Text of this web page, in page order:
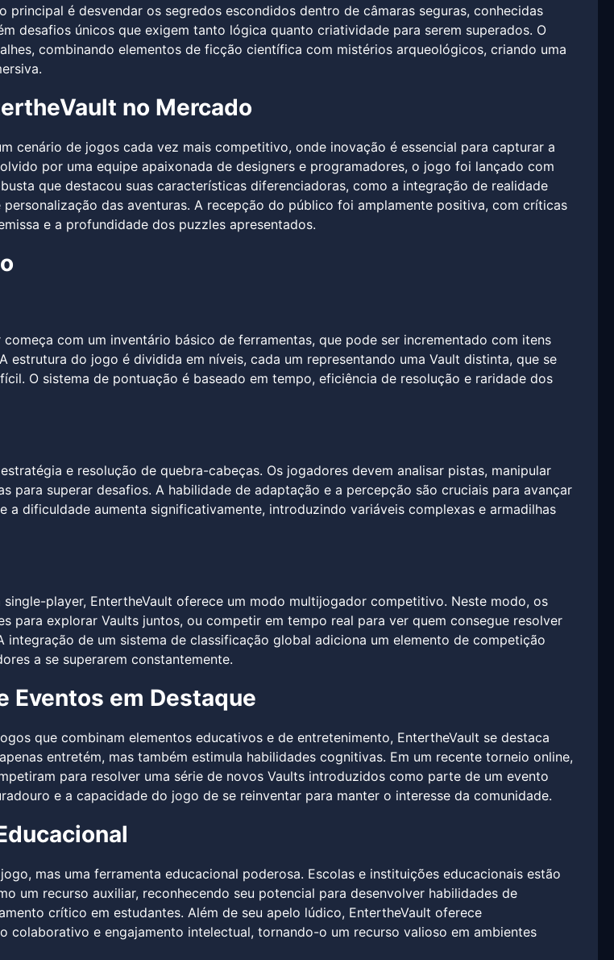
principal é desvendar os segredos escondidos dentro de câmaras seguras, conhecidas
desafios únicos que exigem tanto lógica quanto criatividade para serem superados. O
combinando elementos de ficção científica com mistérios arqueológicos, criando uma
no Mercado
cenário de jogos cada vez mais competitivo, onde inovação é essencial para capturar a
por uma equipe apaixonada de designers e programadores, o jogo foi lançado com
que destacou suas características diferenciadoras, como a integração de realidade
das aventuras. A recepção do público foi amplamente positiva, com críticas
e a profundidade dos puzzles apresentados.
com um inventário básico de ferramentas, que pode ser incrementado com itens
estrutura do jogo é dividida em níveis, cada um representando uma Vault distinta, que se
O sistema de pontuação é baseado em tempo, eficiência de resolução e raridade dos
e resolução de quebra-cabeças. Os jogadores devem analisar pistas, manipular
para superar desafios. A habilidade de adaptação e a percepção são cruciais para avançar
a dificuldade aumenta significativamente, introduzindo variáveis complexas e armadilhas
player, EntertheVault oferece um modo multijogador competitivo. Neste modo, os
para explorar Vaults juntos, ou competir em tempo real para ver quem consegue resolver
integração de um sistema de classificação global adiciona um elemento de competição
a se superarem constantemente.
Eventos em Destaque
que combinam elementos educativos e de entretenimento, EntertheVault se destaca
entretém, mas também estimula habilidades cognitivas. Em um recente torneio online,
para resolver uma série de novos Vaults introduzidos como parte de um evento
e a capacidade do jogo de se reinventar para manter o interesse da comunidade.
mas uma ferramenta educacional poderosa. Escolas e instituições educacionais estão
um recurso auxiliar, reconhecendo seu potencial para desenvolver habilidades de
crítico em estudantes. Além de seu apelo lúdico, EntertheVault oferece
colaborativo e engajamento intelectual, tornando-o um recurso valioso em ambientes